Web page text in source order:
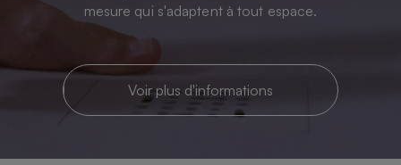
mesure qui s'adaptent à tout espace.
Voir plus d'informations